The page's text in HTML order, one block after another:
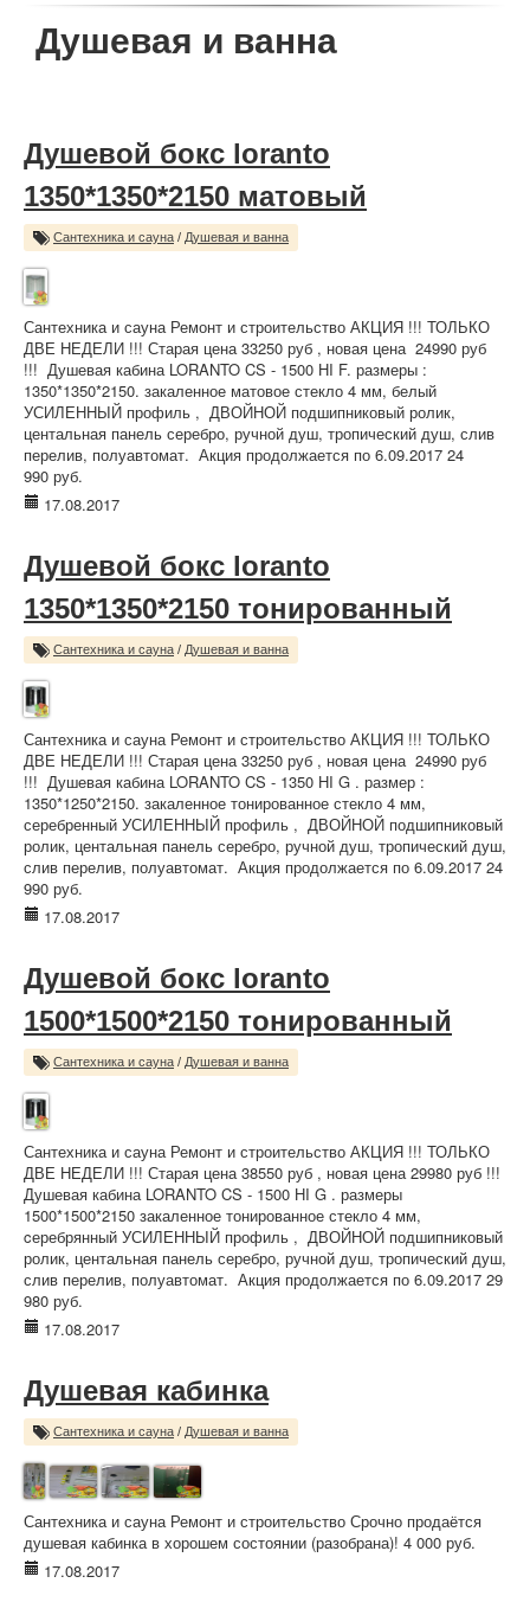
Душевая и ванна
Душевой бокс loranto
1350*1350*2150 матовый
Сантехника и сауна / Душевая и ванна
Сантехника и сауна Ремонт и строительство АКЦИЯ !!! ТОЛЬКО
ДВЕ НЕДЕЛИ !!! Старая цена 33250 руб , новая цена 24990 руб
!!! Душевая кабина LORANTO CS - 1500 НI F. размеры :
1350*1350*2150. закаленное матовое стекло 4 мм, белый
УСИЛЕННЫЙ профиль , ДВОЙНОЙ подшипниковый ролик,
центальная панель серебро, ручной душ, тропический душ, слив
перелив, полуавтомат. Акция продолжается по 6.09.2017 24
990 руб.
17.08.2017
Душевой бокс loranto
1350*1350*2150 тонированный
Сантехника и сауна / Душевая и ванна
Сантехника и сауна Ремонт и строительство АКЦИЯ !!! ТОЛЬКО
ДВЕ НЕДЕЛИ !!! Старая цена 33250 руб , новая цена 24990 руб
!!! Душевая кабина LORANTO CS - 1350 НI G . размер :
1350*1250*2150. закаленное тонированное стекло 4 мм,
серебренный УСИЛЕННЫЙ профиль , ДВОЙНОЙ подшипниковый
ролик, центальная панель серебро, ручной душ, тропический душ,
слив перелив, полуавтомат. Акция продолжается по 6.09.2017 24
990 руб.
17.08.2017
Душевой бокс loranto
1500*1500*2150 тонированный
Сантехника и сауна / Душевая и ванна
Сантехника и сауна Ремонт и строительство АКЦИЯ !!! ТОЛЬКО
ДВЕ НЕДЕЛИ !!! Старая цена 38550 руб , новая цена 29980 руб !!!
Душевая кабина LORANTO CS - 1500 НI G . размеры
1500*1500*2150 закаленное тонированное стекло 4 мм,
cеребрянный УСИЛЕННЫЙ профиль , ДВОЙНОЙ подшипниковый
ролик, центальная панель серебро, ручной душ, тропический душ,
слив перелив, полуавтомат. Акция продолжается по 6.09.2017 29
980 руб.
17.08.2017
Душевая кабинка
Сантехника и сауна / Душевая и ванна
Сантехника и сауна Ремонт и строительство Срочно продаётся
душевая кабинка в хорошем состоянии (разобрана)! 4 000 руб.
17.08.2017